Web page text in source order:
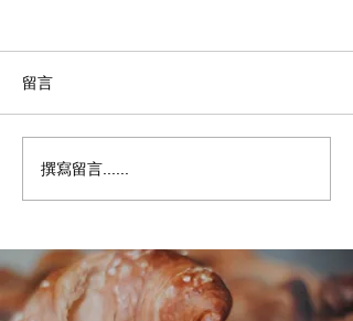
榮幸、謙遜、充滿能量：
Yindii 在 2025 香港精神大
留言
撰寫留言......